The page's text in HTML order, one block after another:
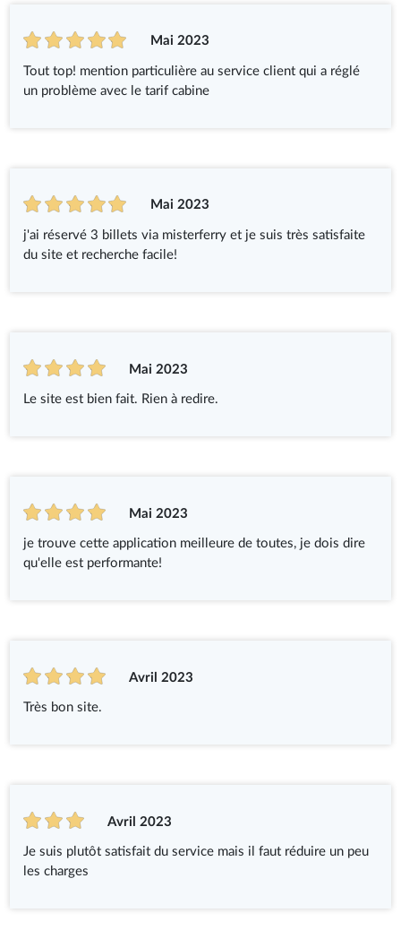
Mai 2023
Tout top! mention particulière au service client qui a réglé
un problème avec le tarif cabine
Mai 2023
j'ai réservé 3 billets via misterferry et je suis très satisfaite
du site et recherche facile!
Mai 2023
Le site est bien fait. Rien à redire.
Mai 2023
je trouve cette application meilleure de toutes, je dois dire
qu'elle est performante!
Avril 2023
Très bon site.
Avril 2023
Je suis plutôt satisfait du service mais il faut réduire un peu
les charges